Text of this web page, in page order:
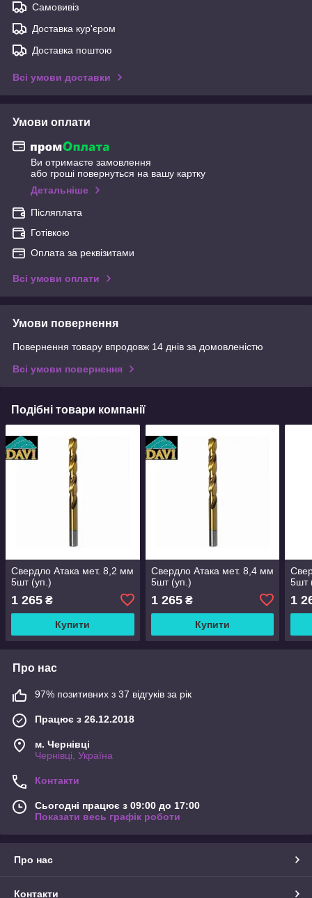
Самовивіз
Доставка кур'єром
Доставка поштою
Всі умови доставки
Умови оплати
Ви отримаєте замовлення
або гроші повернуться на вашу картку
Детальніше
Післяплата
Готівкою
Оплата за реквізитами
Всі умови оплати
Умови повернення
Повернення товару впродовж 14 днів за домовленістю
Всі умови повернення
Подібні товари компанії
Свердло Атака мет. 8,2 мм
5шт (уп.)
1 265 ₴
Купити
Свердло Атака мет. 8,4 мм
5шт (уп.)
1 265₴
Купити
5шт
1
Про нас
97% позитивних з 37 відгуків за рік
Працює з 26.12.2018
м. Чернівці
Чернівці, Україна
Контакти
Сьогодні працює з 09:00 до 17:00
Показати весь графік роботи
Про нас
Контакти